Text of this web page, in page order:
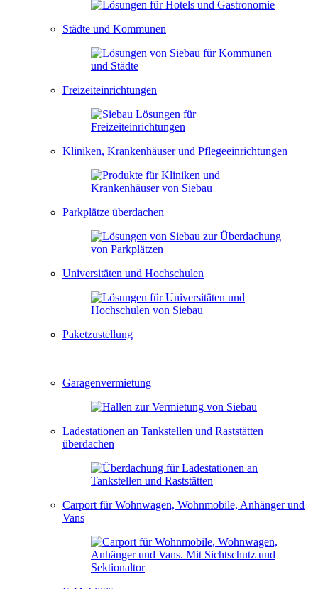
Städte und Kommunen
Freizeiteinrichtungen
Kliniken, Krankenhäuser und Pflegeeinrichtungen
Parkplätze überdachen
Universitäten und Hochschulen
Paketzustellung
Garagenvermietung
Ladestationen an Tankstellen und Raststätten
überdachen
Carport für Wohnwagen, Wohnmobile, Anhänger und
Vans